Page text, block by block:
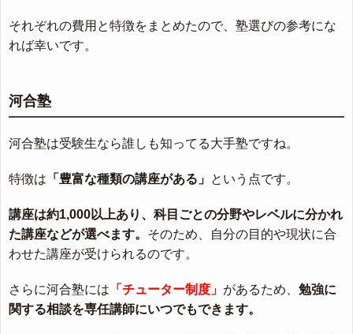
それぞれの費用と特徴をまとめたので、塾選びの参考にな
れば幸いです。
河合塾
河合塾は受験生なら誰しも知ってる大手塾ですね。
特徴は 「豊富な種類の講座がある」 という点です。
講座は約1,000以上あり、科目ごとの分野やレベルに分かれ
た講座などが選べます。 そのため、自分の目的や現状に合
わせた講座が受けられるのです。
さらに河合塾には 「チューター制度」 があるため、 勉強に
関する相談を専任講師にいつでもできます。